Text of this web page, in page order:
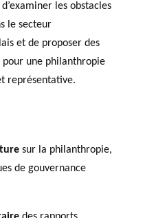
les obstacles
le secteur
et de proposer des
une philanthropie
représentative.
sur la philanthropie,
de gouvernance